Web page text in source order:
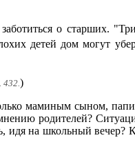
о старших.
детей дом могут
432.)
маминым сыном,
родителей?
идя на школьный